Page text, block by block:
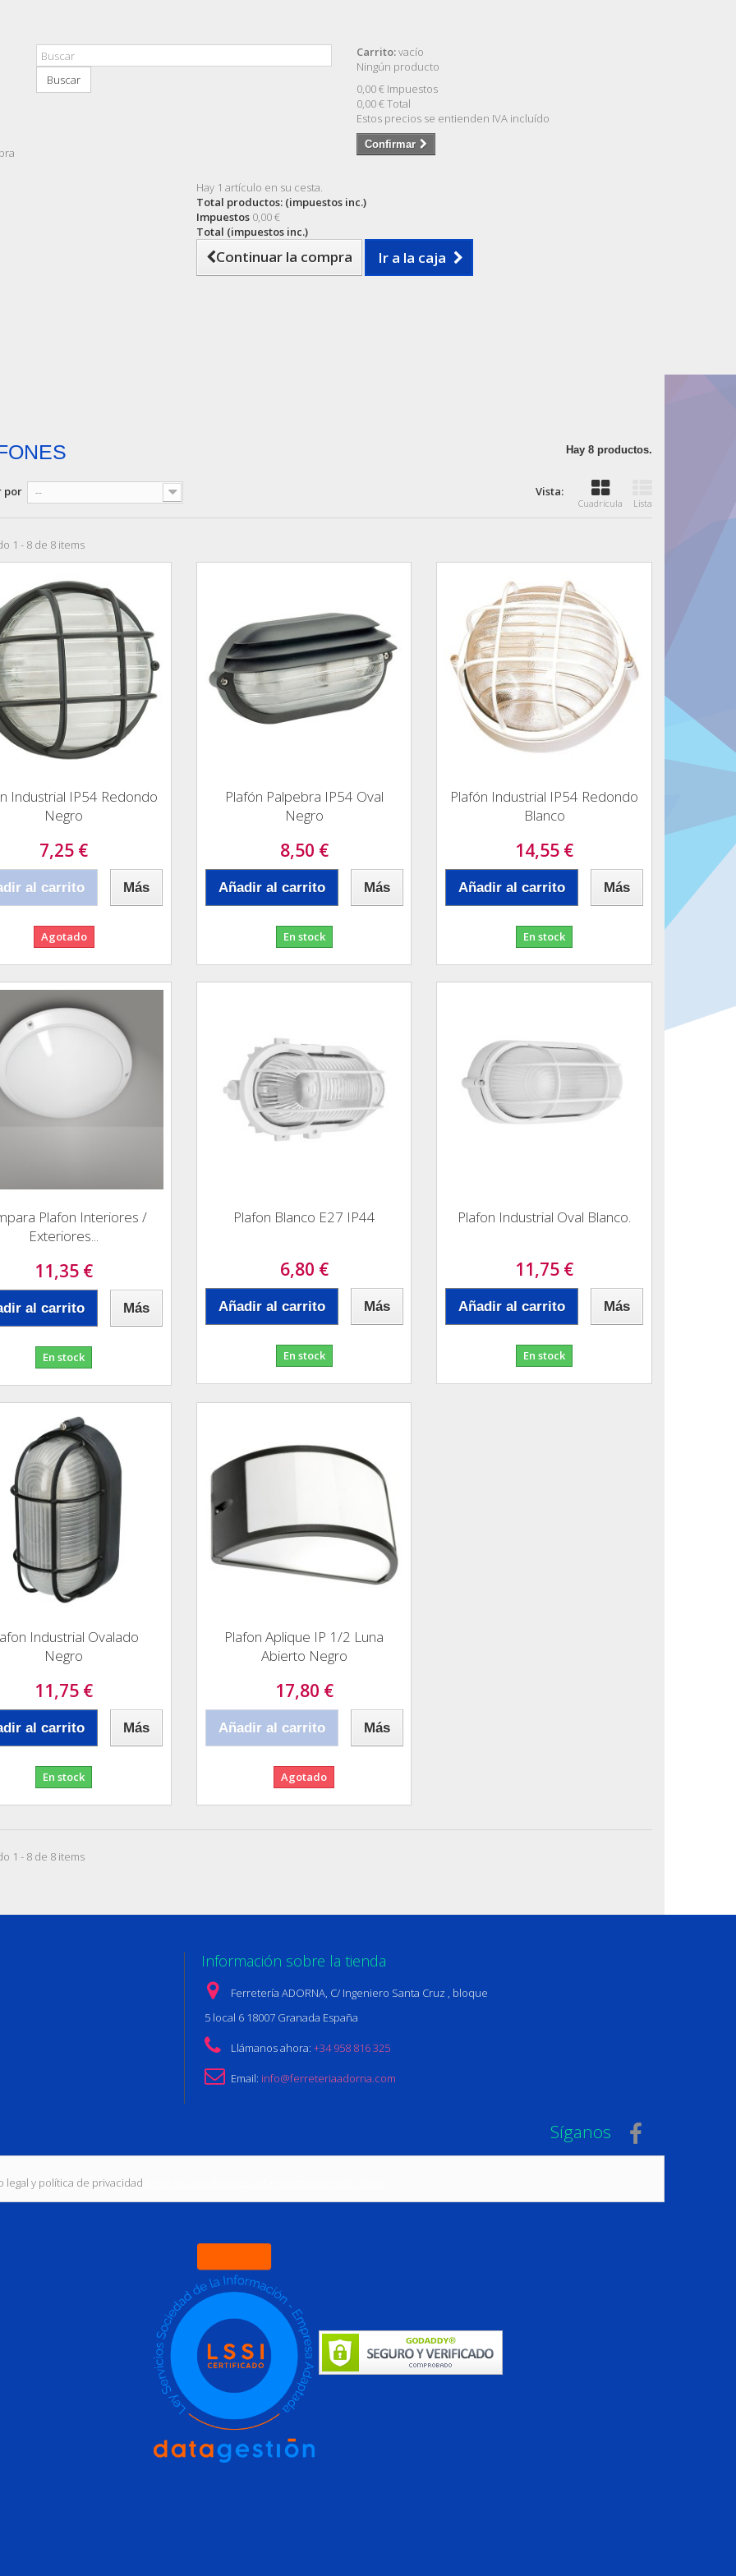
Buscar
Carrito:vacío
Ningún producto
0,00 € Impuestos
0,00 €Total
Estos precios se entienden IVA incluído
Confirmar
Hay 1 artículo en su cesta.
Total productos: (impuestos inc.)
Impuestos 0,00 €
Total (impuestos inc.)
Continuar la compra Ir a la caja
Hay 8 productos.
Vista:
Cuadrícula Lista
por --
1 - 8 de 8 items
Industrial IP54 Redondo
Negro
7,25 €
al carrito Más
Agotado
Plafón Palpebra IP54 Oval
Negro
8,50 €
Añadir al carrito Más
En stock
Plafón Industrial IP54 Redondo
Blanco
14,55 €
Añadir al carrito Más
En stock
Plafon Interiores /
Exteriores...
11,35 €
al carrito Más
En stock
Plafon Blanco E27 IP44
6,80 €
Añadir al carrito Más
En stock
Plafon Industrial Oval Blanco.
11,75 €
Añadir al carrito Más
En stock
Industrial Ovalado
Negro
11,75 €
al carrito Más
En stock
Plafon Aplique IP 1/2 Luna
Abierto Negro
17,80 €
Añadir al carrito Más
Agotado
1 - 8 de 8 items
Información sobre la tienda
Ferretería ADORNA, C/ Ingeniero Santa Cruz , bloque
5 local 6 18007 Granada España
Llámanos ahora: +34 958 816 325
Email: info@ferreteriaadorna.com
Síganos
legal y política de privacidad